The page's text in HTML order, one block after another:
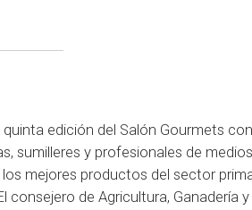
edición del Salón Gourmets
sumilleres y profesionales de
mejores productos del sector
consejero de Agricultura, Ganadería